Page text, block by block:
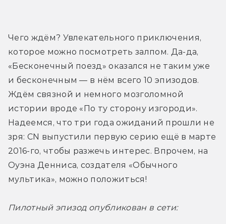
Чего ждём? Увлекательного приключения,
которое можно посмотреть залпом. Да-да,
«Бесконечный поезд» оказался не таким уже
и бесконечным — в нём всего 10 эпизодов.
Ждём связной и немного мозголомной
истории вроде «По ту сторону изгороди».
Надеемся, что три года ожиданий прошли не
зря: CN выпустили первую серию ещё в марте
2016-го, чтобы разжечь интерес. Впрочем, на
Оуэна Денниса, создателя «Обычного
мультика», можно положиться!
Пилотный эпизод опубликован в сети: